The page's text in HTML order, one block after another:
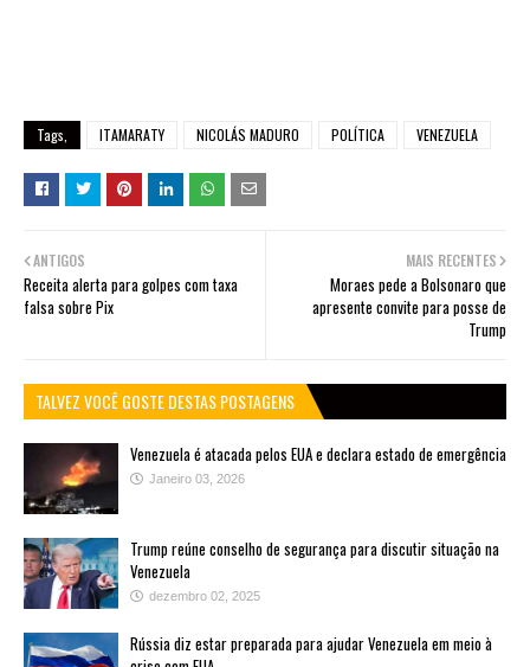
Tags, ITAMARATY NICOLÁS MADURO POLÍTICA VENEZUELA
MAIS RECENTES
Moraes pede a Bolsonaro que
apresente convite para posse de
Trump
ANTIGOS
Receita alerta para golpes com taxa
falsa sobre Pix
TALVEZ VOCÊ GOSTE DESTAS POSTAGENS
Venezuela é atacada pelos EUA e declara estado de emergência
Janeiro 03, 2026
Trump reúne conselho de segurança para discutir situação na
Venezuela
dezembro 02, 2025
Rússia diz estar preparada para ajudar Venezuela em meio à